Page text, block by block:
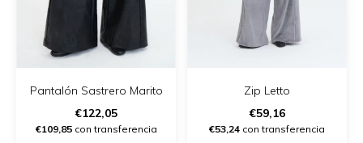
Pantalón Sastrero Marito
€122,05
€109,85con transferencia
Zip Letto
€59,16
€53,24 con transferencia